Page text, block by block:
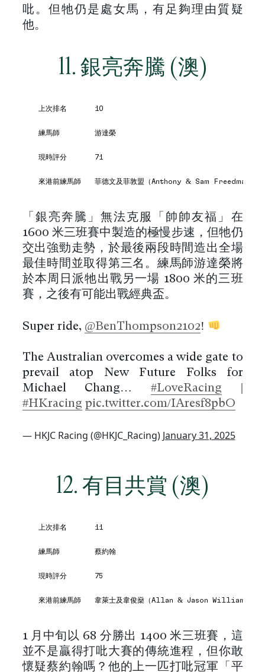
吡。但牠仍是處女馬，有足夠理由質疑
他。
11. 銀亮奔騰 (澳)
上次排名 10
練馬師 游達榮
現時評分 71
來港前練馬師 菲德文及菲敦盟（Anthony & Sam Freedman）
「銀亮奔騰」無法克服「帥帥友福」在
1600 米三班賽中製造的極慢步速，但牠仍
交出強勁走勢，於最後兩段時間造出全場
最佳時間並取得第三名。練馬師游達榮將
於本周日派牠出戰另一場 1800 米的三班
賽，之後有可能出戰經典盃。
Super ride, @BenThompson2102!
The Australian overcomes a wide gate to
prevail atop New Future Folks for
Michael Chang… #LoveRacing
#HKracing pic.twitter.com/IAresf8pbO
— HKJC Racing (@HKJC_Racing) January 31, 2025
12. 有目共賞 (澳)
上次排名 11
練馬師 蔡約翰
現時評分 75
來港前練馬師 韋萊士及韋俊燊（Allan & Jason Williams）
1 月中旬以 68 分勝出 1400 米三班賽，這
並不是贏得打吡大賽的傳統進程，但你敢
懷疑蔡約翰嗎？他的上一匹打吡冠軍「平